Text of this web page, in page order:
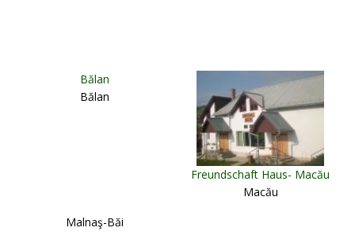
Bălan
Bălan
Freundschaft Haus- Macău
Macău
Malnaş-Băi